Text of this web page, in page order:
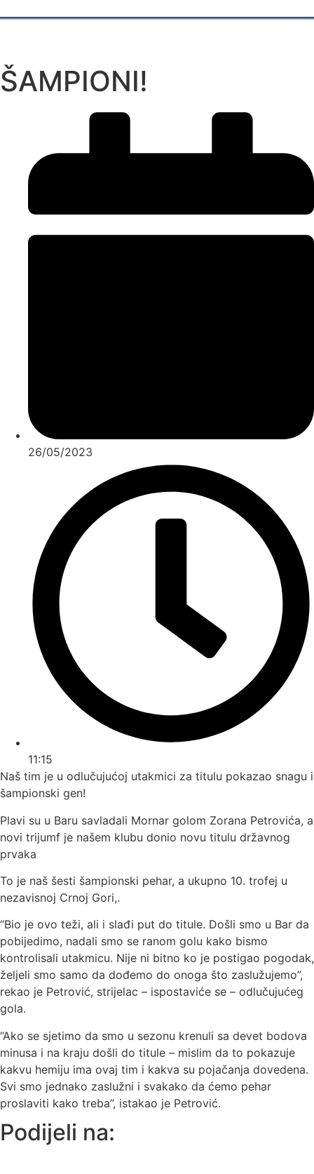
ŠAMPIONI!
26/05/2023
11:15
Naš tim je u odlučujućoj utakmici za titulu pokazao snagu i
šampionski gen!
Plavi su u Baru savladali Mornar golom Zorana Petrovića, a
novi trijumf je našem klubu donio novu titulu državnog
prvaka
To je naš šesti šampionski pehar, a ukupno 10. trofej u
nezavisnoj Crnoj Gori,.
“Bio je ovo teži, ali i slađi put do titule. Došli smo u Bar da
pobijedimo, nadali smo se ranom golu kako bismo
kontrolisali utakmicu. Nije ni bitno ko je postigao pogodak,
željeli smo samo da dođemo do onoga što zaslužujemo”,
rekao je Petrović, strijelac – ispostaviće se – odlučujućeg
gola.
“Ako se sjetimo da smo u sezonu krenuli sa devet bodova
minusa i na kraju došli do titule – mislim da to pokazuje
kakvu hemiju ima ovaj tim i kakva su pojačanja dovedena.
Svi smo jednako zaslužni i svakako da ćemo pehar
proslaviti kako treba”, istakao je Petrović.
Podijeli na: